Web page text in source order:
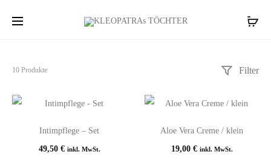
10 ProdukteAlle
angezeigt
Filter
Intimpflege – Set
49,50 € inkl. MwSt.
Aloe Vera Creme / klein
19,00 € inkl. MwSt.